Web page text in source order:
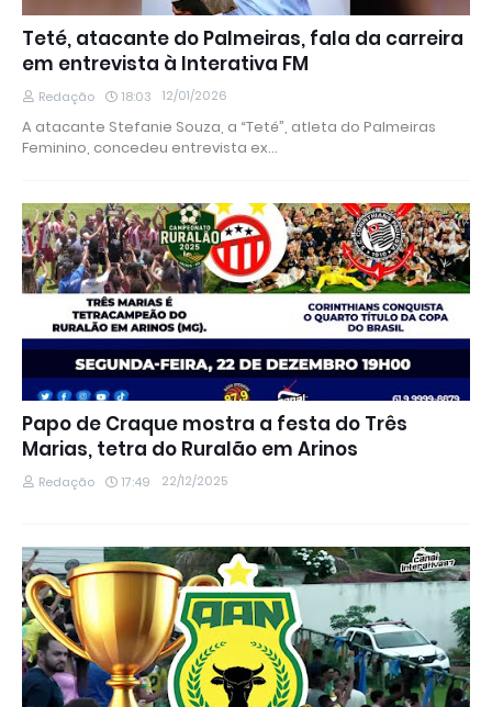
Teté, atacante do Palmeiras, fala da carreira
em entrevista à Interativa FM
Redação 18:03 12/01/2026
A atacante Stefanie Souza, a “Teté”, atleta do Palmeiras
Feminino, concedeu entrevista ex…
Papo de Craque mostra a festa do Três
Marias, tetra do Ruralão em Arinos
Redação 17:49 22/12/2025